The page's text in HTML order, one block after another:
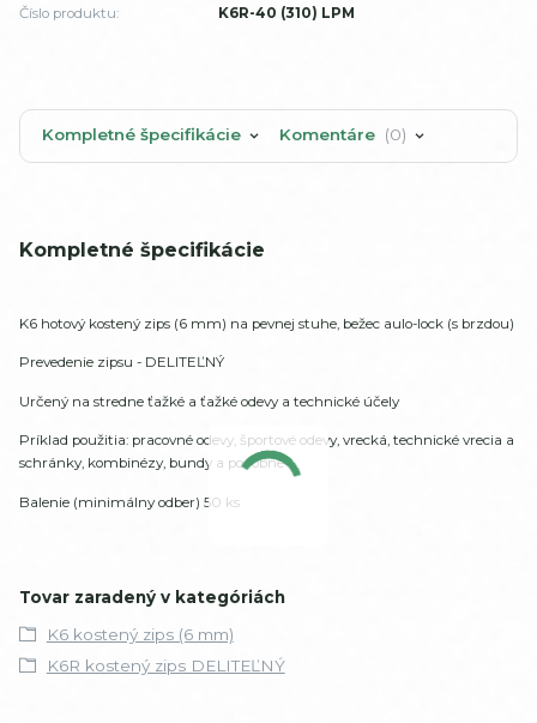
Číslo produktu: K6R-40 (310) LPM
Kompletné špecifikácie Komentáre 0
Kompletné špecifikácie
K6 hotový kostený zips (6 mm) na pevnej stuhe, bežec aulo-lock (s brzdou)
Prevedenie zipsu - DELITEĽNÝ
Určený na stredne ťažké a ťažké odevy a technické účely
Príklad použitia: pracovné odevy, športové odevy, vrecká, technické vrecia a
schránky, kombinézy, bundy a podobne
Balenie (minimálny odber) 50 ks
Tovar zaradený v kategóriách
K6 kostený zips (6 mm)
K6R kostený zips DELITEĽNÝ